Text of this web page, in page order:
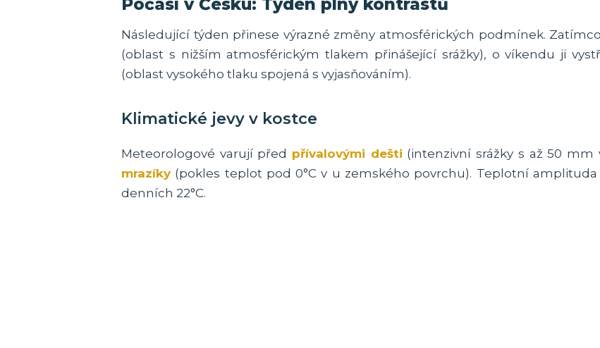
Počasí v Česku: Týden plný kontrastů
Následující týden přinese výrazné změny atmosférických podmínek.
(oblast s nižším atmosférickým tlakem přinášející srážky), o víkendu ji
(oblast vysokého tlaku spojená s vyjasňováním).
Klimatické jevy v kostce
Meteorologové varují před přívalovými dešti (intenzivní srážky s až 50 mm
mrazíky (pokles teplot pod 0°C v u zemského povrchu). Teplotní amplituda
denních 22°C.